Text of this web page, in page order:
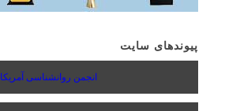
پیوندهای سایت
انجمن روانشناسی آمریکا